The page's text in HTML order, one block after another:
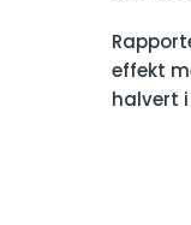
effekt
halvert